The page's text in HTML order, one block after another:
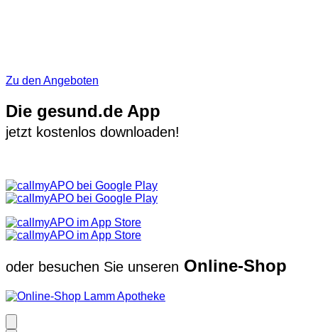
Zu den Angeboten
Die gesund.de App
jetzt kostenlos downloaden!
oder besuchen Sie unseren Online-Shop